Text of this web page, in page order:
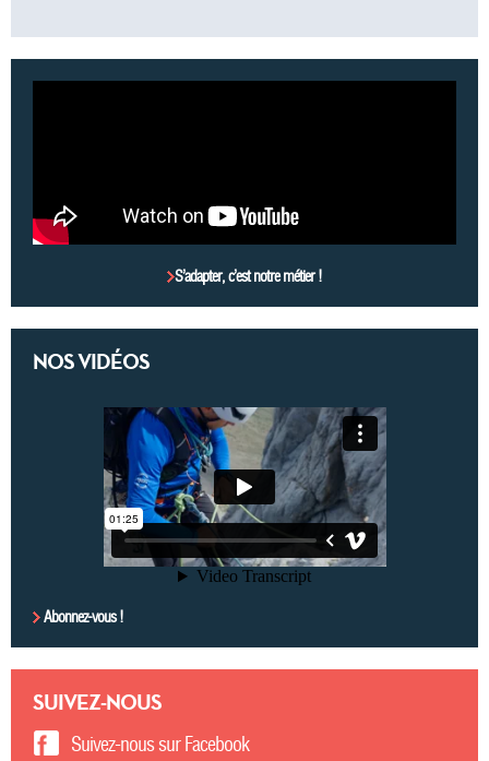
S’adapter, c’est notre métier !
NOS VIDÉOS
Abonnez-vous !
SUIVEZ-NOUS
Suivez-nous sur Facebook